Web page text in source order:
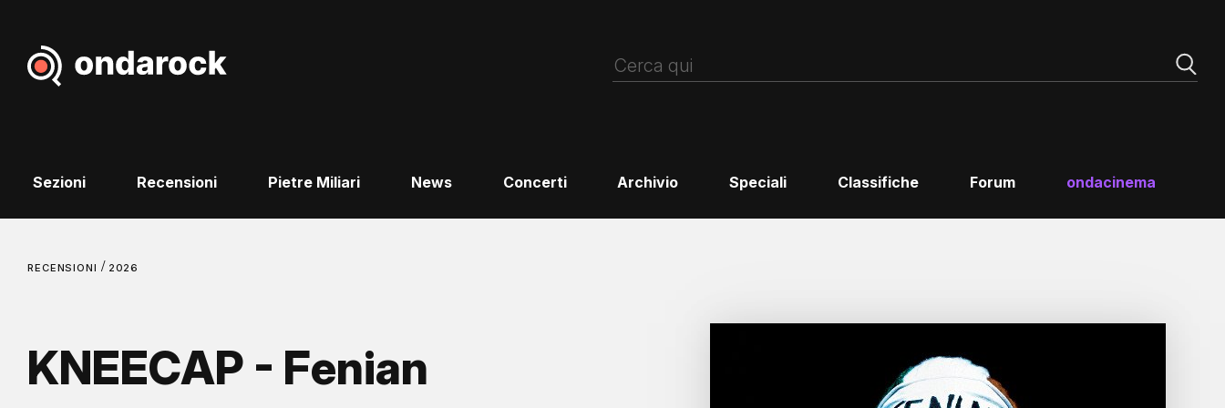
Sezioni Recensioni Pietre Miliari News Concerti Archivio Speciali Classifiche Forum ondacinema
RECENSIONI / 2026
KNEECAP - Fenian